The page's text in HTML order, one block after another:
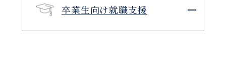
卒業⽣向け就職⽀援